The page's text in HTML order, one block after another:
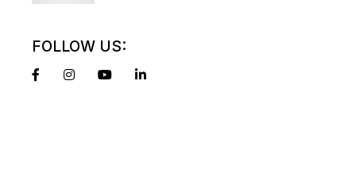
FOLLOW US: